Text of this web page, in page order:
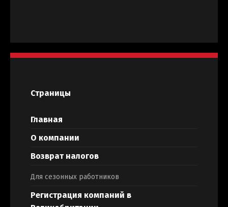
Страницы
Главная
О компании
Возврат налогов
Для сезонных работников
Регистрация компаний в